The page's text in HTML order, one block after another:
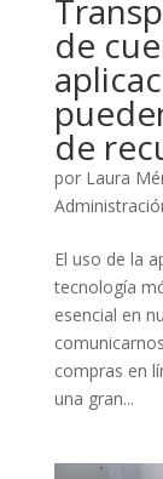
de
de
por Laura
El uso de la
tecnología
esencial en
compras en
una gran...